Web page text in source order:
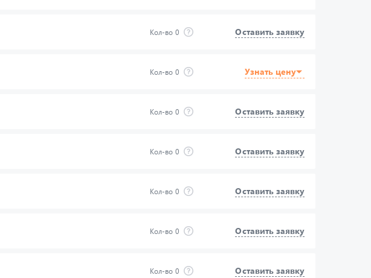
Кол-во 0 Оставить заявку
Кол-во 0 Узнать цену
Кол-во 0 Оставить заявку
Кол-во 0 Оставить заявку
Кол-во 0 Оставить заявку
Кол-во 0 Оставить заявку
Кол-во 0 Оставить заявку